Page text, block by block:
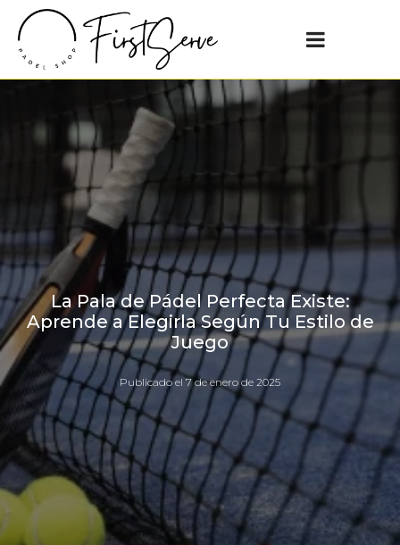
La Pala de Pádel Perfecta Existe:
Aprende a Elegirla Según Tu Estilo de
Juego
Publicado el7 de enero de 2025